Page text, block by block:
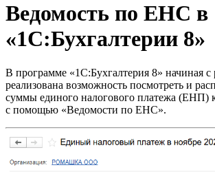
Ведомость по ЕНС в
«1С:Бухгалтерии 8»
В программе «1С:Бухгалтерия 8» начиная с
реализована возможность посмотреть и
суммы единого налогового платежа (ЕНП)
с помощью «Ведомости по ЕНС».